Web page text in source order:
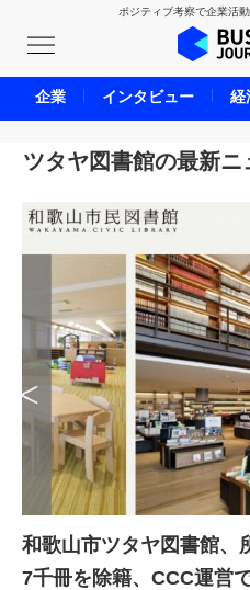
ポジティブ考察で企業活
BUSINESS
UNICORN
CARBON
ENERGY
INBOUND
LIFE
AI JOURNAL
REAL
SMART
BPaaS
ツタヤ図書館の最新
和歌山市ツタヤ図書館
7千冊を除籍、CCC運営
企業 インタビュー 経